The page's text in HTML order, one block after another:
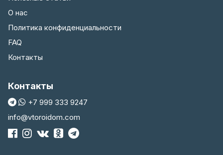
О нас
Политика конфиденциальности
FAQ
Контакты
Контакты
+7 999 333 9247
info@vtoroidom.com